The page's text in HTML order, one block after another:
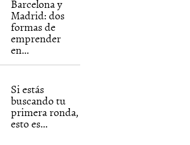
Barcelona y
Madrid: dos
formas de
emprender
en...
Si estás
buscando tu
primera ronda,
esto es...